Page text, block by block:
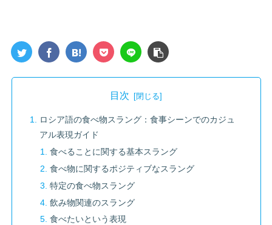
目次
ロシア語の食べ物スラング：食事シーンでのカジュ
アル表現ガイド
食べることに関する基本スラング
食べ物に関するポジティブなスラング
特定の食べ物スラング
飲み物関連のスラング
食べたいという表現